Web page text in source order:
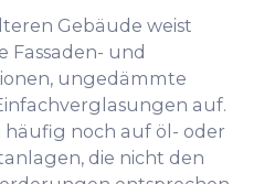
Gebäude weist
Fassaden- und
ungedämmte
auf.
häufig noch auf öl- oder
die nicht den